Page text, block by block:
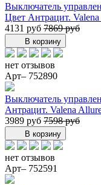
Выключатель
Цвет Антрацит.
4131 руб 7869 руб
В корзину
нет отзывов
Арт– 752890
Выключатель
Антрацит. Valena
3989 руб 7598 руб
В корзину
нет отзывов
Арт– 752591